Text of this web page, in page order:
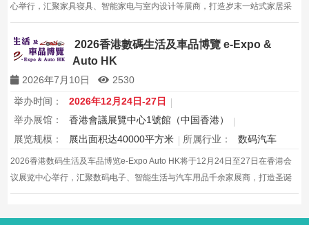
心举行，汇聚家具寝具、智能家电与室内设计等展商，打造岁末一站式家居采
购与灵感盛会，欢迎本地家庭与海内外买家入场挑选心仪家居好物，共度温馨
节日购物季，感受设计之美。2026香港數碼生活及車品博覽 e-Expo &
Auto HK
2026年7月10日
2530
举办时间：
2026年12月24日-27日
举办展馆：
香港會議展覽中心1號館（中国香港）
展览规模：
展出面积达40000平方米 所属行业： 数码汽车
2026香港数码生活及车品博览e-Expo Auto HK将于12月24日至27日在香港会
议展览中心举行，汇聚数码电子、智能生活与汽车用品千余家展商，打造圣诞
黄金档科技车品一站式采购盛会，欢迎观众与买家到场体验交流，共赴年度科